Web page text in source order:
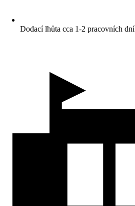
Dodací lhůta cca 1-2 pracovních dní